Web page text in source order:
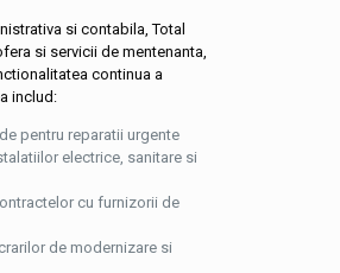
si contabila, Total
si servicii de mentenanta,
continua a
includ:
pentru reparatii urgente
electrice, sanitare si
cu furnizorii de
de modernizare si